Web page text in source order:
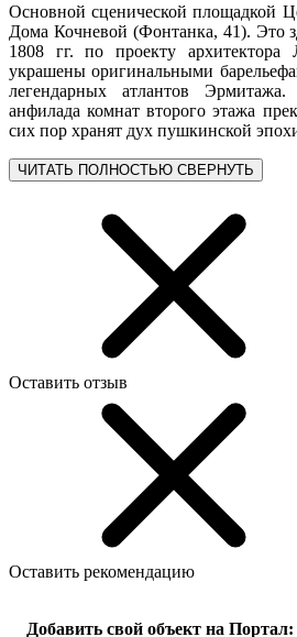
Основной сценической площадкой
Дома Кочневой (Фонтанка, 41). Это
1808 гг. по проекту архитектора
украшены оригинальными
легендарных атлантов
анфилада комнат второго этажа
сих пор хранят дух пушкинской
ЧИТАТЬ ПОЛНОСТЬЮ СВЕРНУТЬ
Оставить отзыв
Оставить рекомендацию
Добавить свой объект на Портал: